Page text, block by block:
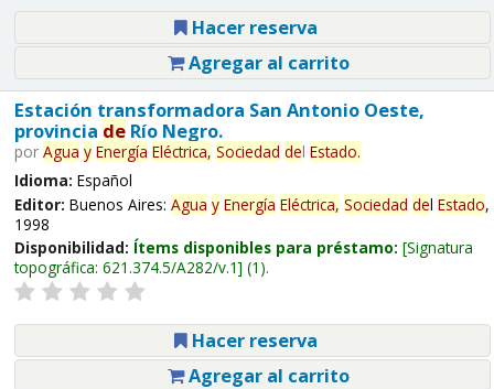
Hacer reserva
Agregar al carrito
Estación transformadora San Antonio Oeste,
provincia deRío Negro.
por Agua y Energía Eléctrica, Sociedad del Estado.
Idioma: Español
Editor: Buenos Aires: Agua y Energía Eléctrica, Sociedad del Estado,
1998
Disponibilidad: Ítems disponibles para préstamo: Signatura
topográfica: 621.374.5/A282/v.1 (1).
Hacer reserva
Agregar al carrito